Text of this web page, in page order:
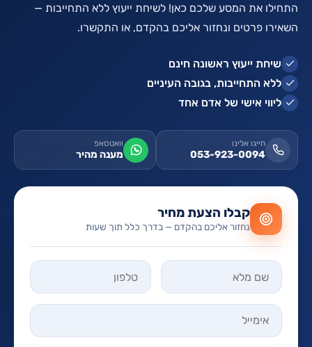
התחילו את המסע שלכם כאן! לשיחת ייעוץ ללא התחייבות —
השאירו פרטים ונחזור אליכם בהקדם, או התקשרו.
שיחת ייעוץ ראשונה חינם
ללא התחייבות, בגובה העיניים
ליווי אישי של אדם אחד
חייגו אלינו
053-923-0094
וואטסאפ
מענה מהיר
קבלו הצעת מחיר
נחזור אליכם בהקדם — בדרך כלל תוך שעות
אל תמלאו שדה זה